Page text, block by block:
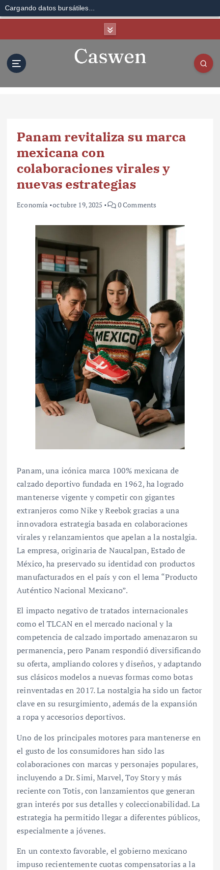
Cargando datos bursátiles...
Panam revitaliza su marca
mexicana con
colaboraciones virales y
nuevas estrategias
Economía octubre 19, 2025 0 Comments
Panam, una icónica marca 100% mexicana de
calzado deportivo fundada en 1962, ha logrado
mantenerse vigente y competir con gigantes
extranjeros como Nike y Reebok gracias a una
innovadora estrategia basada en colaboraciones
virales y relanzamientos que apelan a la nostalgia.
La empresa, originaria de Naucalpan, Estado de
México, ha preservado su identidad con productos
manufacturados en el país y con el lema “Producto
Auténtico Nacional Mexicano”.
El impacto negativo de tratados internacionales
como el TLCAN en el mercado nacional y la
competencia de calzado importado amenazaron su
permanencia, pero Panam respondió diversificando
su oferta, ampliando colores y diseños, y adaptando
sus clásicos modelos a nuevas formas como botas
reinventadas en 2017. La nostalgia ha sido un factor
clave en su resurgimiento, además de la expansión
a ropa y accesorios deportivos.
Uno de los principales motores para mantenerse en
el gusto de los consumidores han sido las
colaboraciones con marcas y personajes populares,
incluyendo a Dr. Simi, Marvel, Toy Story y más
reciente con Totis, con lanzamientos que generan
gran interés por sus detalles y coleccionabilidad. La
estrategia ha permitido llegar a diferentes públicos,
especialmente a jóvenes.
En un contexto favorable, el gobierno mexicano
impuso recientemente cuotas compensatorias a la